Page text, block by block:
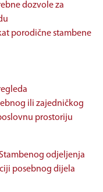
dozvole za
porodične stambene
ili zajedničkog
prostoriju
odjeljenja
posebnog dijela